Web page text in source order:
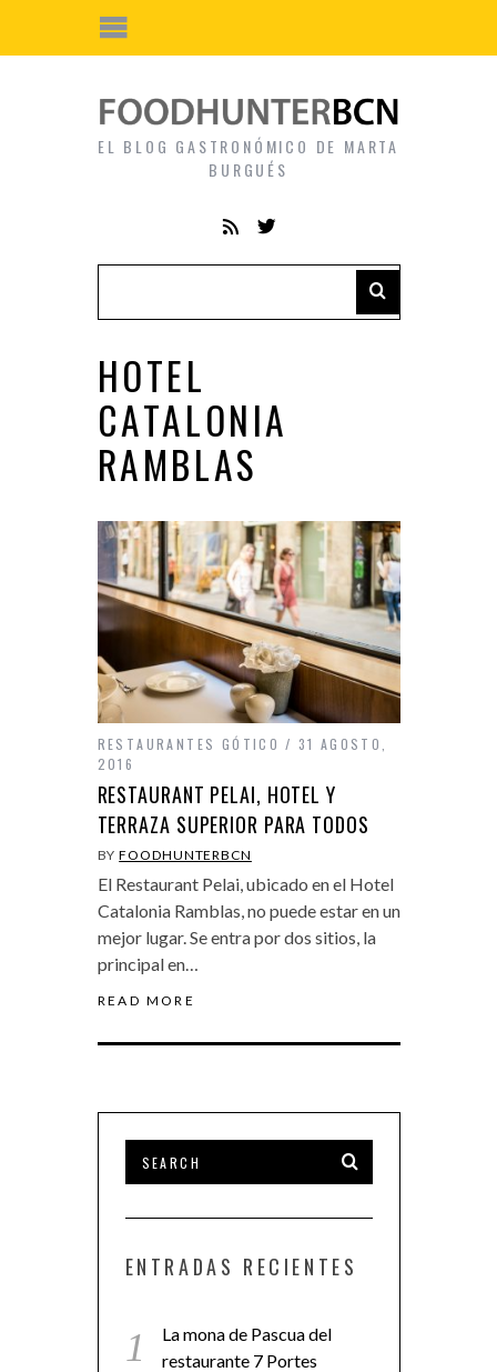
EL BLOG GASTRONÓMICO DE MARTA
BURGUÉS
HOTEL
CATALONIA
RAMBLAS
RESTAURANTES GÓTICO
31 AGOSTO,
2016
RESTAURANT PELAI, HOTEL Y
TERRAZA SUPERIOR PARA TODOS
BYFOODHUNTERBCN
El Restaurant Pelai, ubicado en el Hotel
Catalonia Ramblas, no puede estar en un
mejor lugar. Se entra por dos sitios, la
principal en…
READ MORE
ENTRADAS RECIENTES
La mona de Pascua del
restaurante 7 Portes